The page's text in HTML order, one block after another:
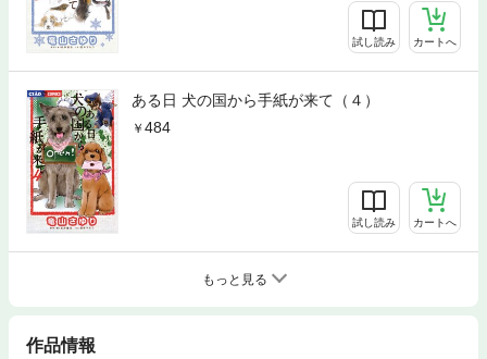
試し読み カートへ
ある日 犬の国から手紙が来て（４）
484
試し読み カートへ
もっと見る
作品情報